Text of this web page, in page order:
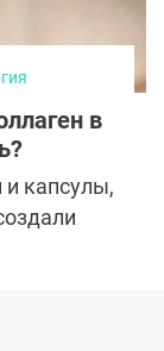
в
и капсулы,